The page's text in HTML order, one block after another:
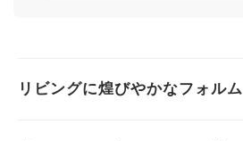
リビングに煌びやかなフォルム